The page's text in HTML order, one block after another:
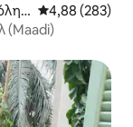
Μέση
4,88 (283)
(Maadi)